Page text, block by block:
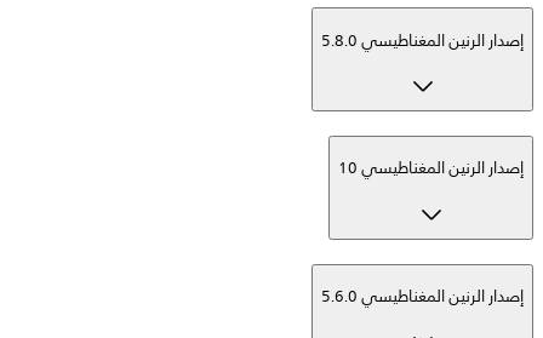
إصدار الرنين المغناطيسي 5.8.0
إصدار الرنين المغناطيسي 10
إصدار الرنين المغناطيسي 5.6.0